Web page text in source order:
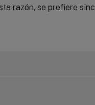
razón, se prefiere